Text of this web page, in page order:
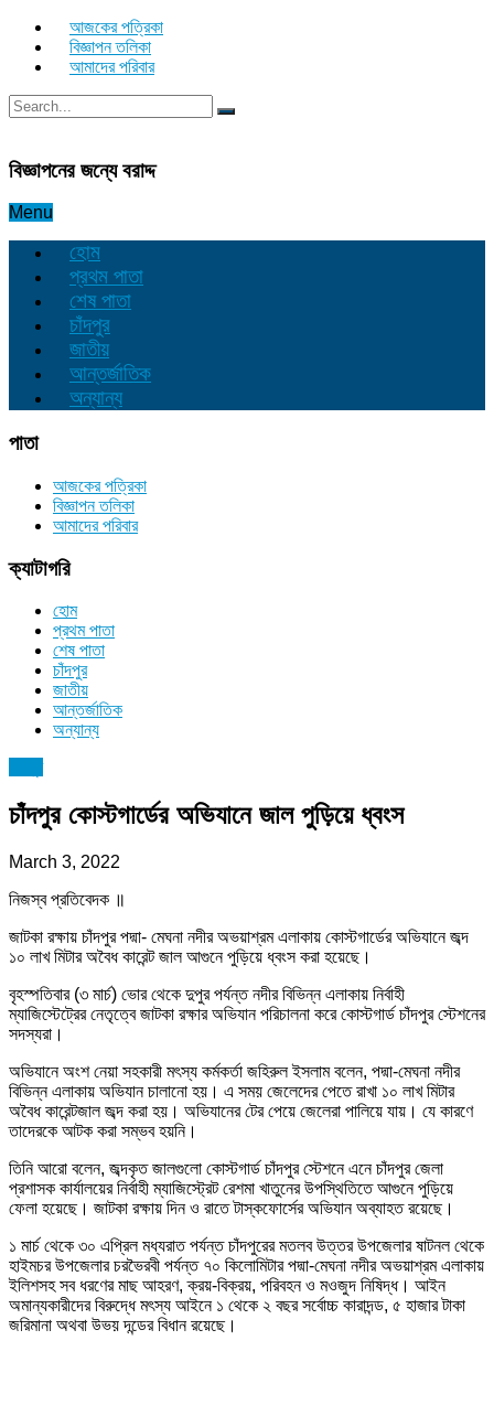
আজকের পত্রিকা
বিজ্ঞাপন তলিকা
আমাদের পরিবার
বিজ্ঞাপনের জন্যে বরাদ্দ
Menu
হোম
প্রথম পাতা
শেষ পাতা
চাঁদপুর
জাতীয়
আন্তর্জাতিক
অন্যান্য
পাতা
আজকের পত্রিকা
বিজ্ঞাপন তলিকা
আমাদের পরিবার
ক্যাটাগরি
হোম
প্রথম পাতা
শেষ পাতা
চাঁদপুর
জাতীয়
আন্তর্জাতিক
অন্যান্য
চাঁদপুর কোস্টগার্ডের অভিযানে জাল পুড়িয়ে ধ্বংস
March 3, 2022
নিজস্ব প্রতিবেদক ॥
জাটকা রক্ষায় চাঁদপুর পদ্মা- মেঘনা নদীর অভয়াশ্রম এলাকায় কোস্টগার্ডের অভিযানে জব্দ
১০ লাখ মিটার অবৈধ কারেন্ট জাল আগুনে পুড়িয়ে ধ্বংস করা হয়েছে।
বৃহস্পতিবার (৩ মার্চ) ভোর থেকে দুপুর পর্যন্ত নদীর বিভিন্ন এলাকায় নির্বাহী
ম্যাজিস্টেট্রের নেতৃত্বে জাটকা রক্ষার অভিযান পরিচালনা করে কোস্টগার্ড চাঁদপুর স্টেশনের
সদস্যরা।
অভিযানে অংশ নেয়া সহকারী মৎস্য কর্মকর্তা জহিরুল ইসলাম বলেন, পদ্মা-মেঘনা নদীর
বিভিন্ন এলাকায় অভিযান চালানো হয়। এ সময় জেলেদের পেতে রাখা ১০ লাখ মিটার
অবৈধ কারেন্টজাল জব্দ করা হয়। অভিযানের টের পেয়ে জেলেরা পালিয়ে যায়। যে কারণে
তাদেরকে আটক করা সম্ভব হয়নি।
তিনি আরো বলেন, জব্দকৃত জালগুলো কোস্টগার্ড চাঁদপুর স্টেশনে এনে চাঁদপুর জেলা
প্রশাসক কার্যালয়ের নির্বাহী ম্যাজিস্ট্রেট রেশমা খাতুনের উপস্থিতিতে আগুনে পুড়িয়ে
ফেলা হয়েছে। জাটকা রক্ষায় দিন ও রাতে টাস্কফোর্সের অভিযান অব্যাহত রয়েছে।
১ মার্চ থেকে ৩০ এপ্রিল মধ্যরাত পর্যন্ত চাঁদপুরের মতলব উত্তর উপজেলার ষাটনল থেকে
হাইমচর উপজেলার চরভৈরবী পর্যন্ত ৭০ কিলোমিটার পদ্মা-মেঘনা নদীর অভয়াশ্রম এলাকায়
ইলিশসহ সব ধরণের মাছ আহরণ, ক্রয়-বিক্রয়, পরিবহন ও মওজুদ নিষিদ্ধ। আইন
অমান্যকারীদের বিরুদ্ধে মৎস্য আইনে ১ থেকে ২ বছর সর্বোচ্চ কারাদন্ড, ৫ হাজার টাকা
জরিমানা অথবা উভয় দন্ডের বিধান রয়েছে।